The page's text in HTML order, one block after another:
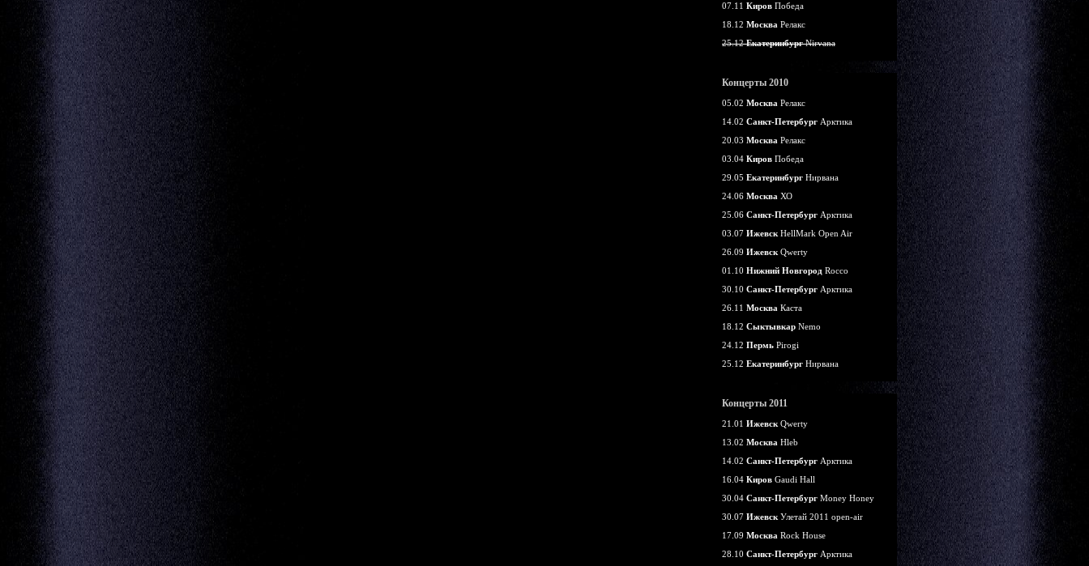
07.11 Киров Победа
18.12 Москва Релакс
25.12ЕкатеринбургNirvana
Концерты 2010
05.02 Москва Релакс
14.02 Санкт-Петербург Арктика
20.03 Москва Релакс
03.04 Киров Победа
29.05 Екатеринбург Нирвана
24.06 Москва ХО
25.06 Санкт-Петербург Арктика
03.07 Ижевск HellMark Open Air
26.09 Ижевск Qwerty
01.10 Нижний Новгород Rocco
30.10 Санкт-Петербург Арктика
26.11 Москва Каста
18.12 Сыктывкар Nemo
24.12 Пермь Pirogi
25.12 Екатеринбург Нирвана
Концерты 2011
21.01 Ижевск Qwerty
13.02 Москва Hleb
14.02 Санкт-Петербург Арктика
16.04 Киров Gaudi Hall
30.04 Санкт-Петербург Money Honey
30.07 Ижевск Улетай 2011 open-air
17.09 Москва Rock House
28.10 Санкт-Петербург Арктика